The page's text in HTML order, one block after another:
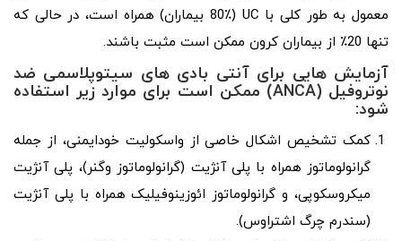
معمول به طور کلی با UC (80٪ بیماران) همراه است، در حالی که
تنها 20٪ از بیماران کرون ممکن است مثبت باشند.
آزمایش ‌هایی برای آنتی ‌بادی ‌های سیتوپلاسمی ضد
نوتروفیل (ANCA) ممکن است برای موارد زیر استفاده
شود:
کمک تشخیص اشکال خاصی از واسکولیت خودایمنی، از جمله
گرانولوماتوز همراه با پلی آنژیت (گرانولوماتوز وگنر)، پلی آنژیت
میکروسکوپی، و گرانولوماتوز ائوزینوفیلیک همراه با پلی آنژیت
(سندرم چرگ اشتراوس).